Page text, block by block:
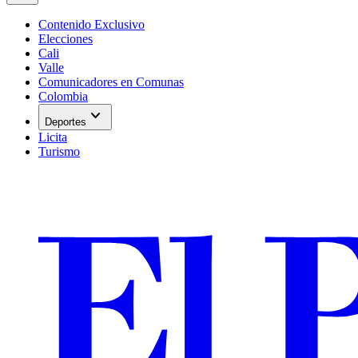
Contenido Exclusivo
Elecciones
Cali
Valle
Comunicadores en Comunas
Colombia
Deportes expand_more
Licita
Turismo